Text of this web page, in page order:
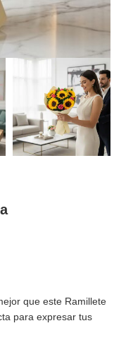
que este Ramillete
para expresar tus